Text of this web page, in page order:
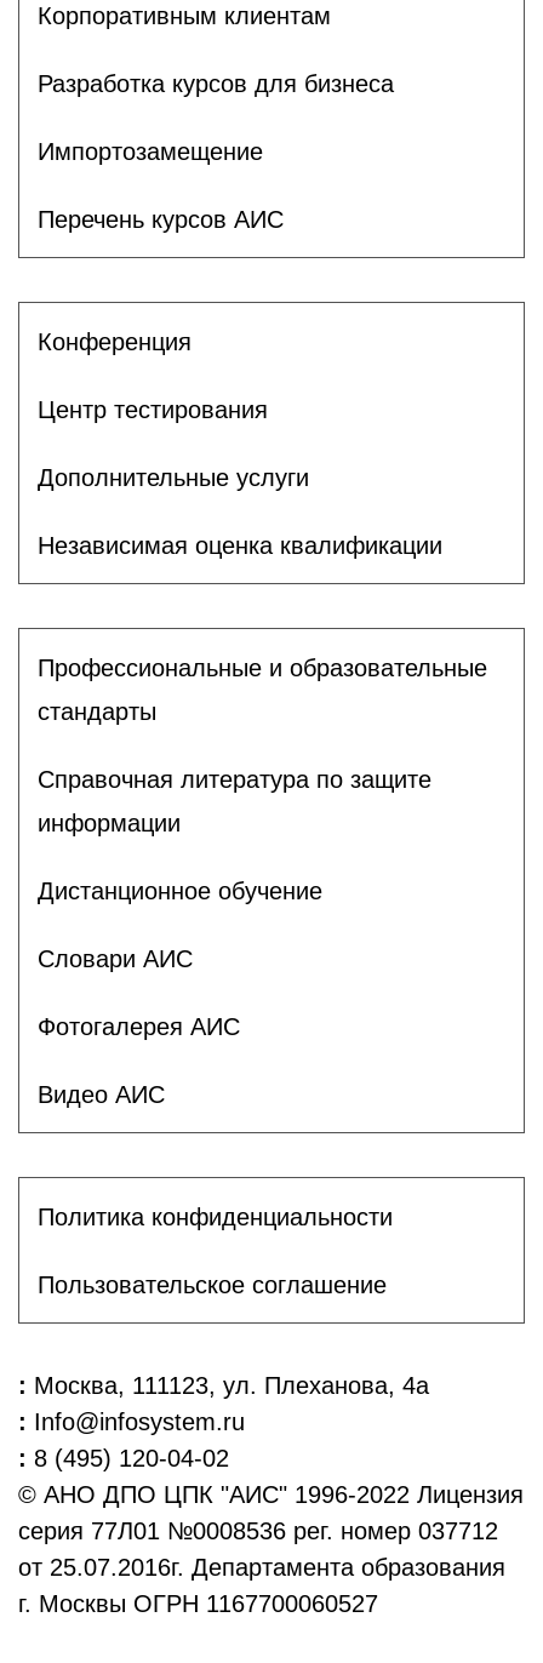
Корпоративным клиентам
Разработка курсов для бизнеса
Импортозамещение
Перечень курсов АИС
Конференция
Центр тестирования
Дополнительные услуги
Независимая оценка квалификации
Профессиональные и образовательные
стандарты
Справочная литература по защите
информации
Дистанционное обучение
Словари АИС
Фотогалерея АИС
Видео АИС
Политика конфиденциальности
Пользовательское соглашение
: Москва, 111123, ул. Плеханова, 4а
: Info@infosystem.ru
: 8 (495) 120-04-02
© АНО ДПО ЦПК "АИС" 1996-2022 Лицензия
серия 77Л01 №0008536 рег. номер 037712
от 25.07.2016г. Департамента образования
г. Москвы ОГРН 1167700060527